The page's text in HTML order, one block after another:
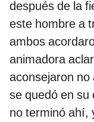
después de la
este hombre a
ambos
animadora
aconsejaron no
se quedó en su
no terminó ahí,